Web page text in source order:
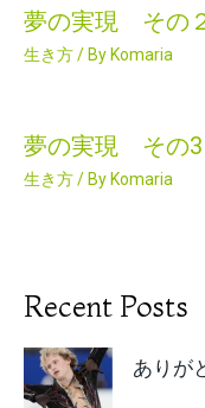
夢の実現 そ
生き方/ By Komaria
夢の実現 その3
生き方/ By Komaria
Recent Posts
ありが